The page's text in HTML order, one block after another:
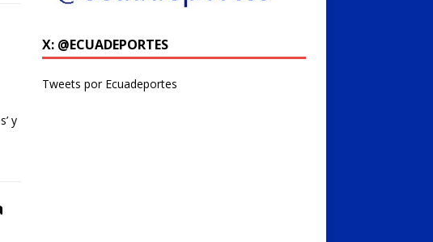
y
X: @ECUADEPORTES
Tweets por Ecuadeportes